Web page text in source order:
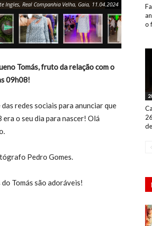
Ingles, Real Companhia Velha, Gaia, 11.04.2024
Tomás, fruto da relação com o
09h08!
redes sociais para anunciar que
o seu dia para nascer! Olá
Pedro Gomes.
Tomás são adoráveis!
o